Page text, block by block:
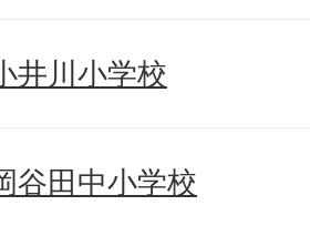
井川小学校
谷田中小学校